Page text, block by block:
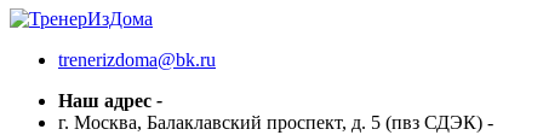
trenerizdoma@bk.ru
Наш адрес -
г. Москва, Балаклавский проспект, д. 5 (пвз СДЭК) -